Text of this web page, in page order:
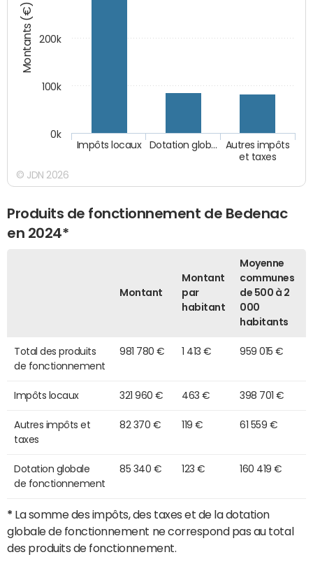
Montants (€)
Autres impôts
et taxes
Dotation glob…
Impôts locaux
0k
100k
200k
© JDN 2026
Produits de fonctionnement de Bedenac
en 2024*
Montant
Montant
par
habitant
Moyenne
communes
de 500 à 2
000
habitants
Total des produits
de fonctionnement
981 780 € 1 413 € 959 015 €
Impôts locaux 321 960 € 463 € 398 701 €
Autres impôts et
taxes
82 370 € 119 € 61 559 €
Dotation globale
de fonctionnement
85 340 € 123 € 160 419 €
* La somme des impôts, des taxes et de la dotation
globale de fonctionnement ne correspond pas au total
des produits de fonctionnement.